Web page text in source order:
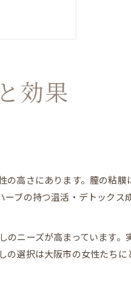
る仕組み
根拠
よいのか
ット
効果
高さにあります。膣の粘
ブの持つ温活・デトックス
ニーズが高まっています
選択は大阪市の女性たち